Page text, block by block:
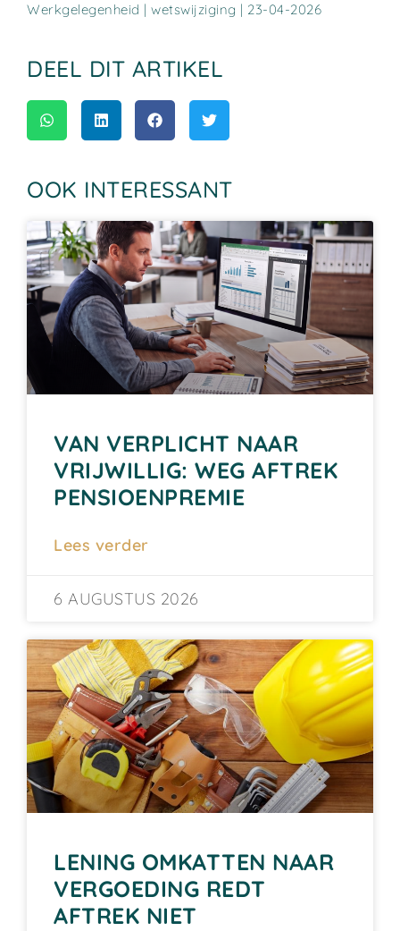
Werkgelegenheid | wetswijziging | 23-04-2026
DEEL DIT ARTIKEL
OOK INTERESSANT
VAN VERPLICHT NAAR
VRIJWILLIG: WEG AFTREK
PENSIOENPREMIE
Lees verder
6 AUGUSTUS 2026
LENING OMKATTEN NAAR
VERGOEDING REDT
AFTREK NIET